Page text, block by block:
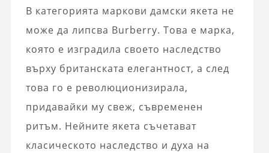
В категорията маркови дамски якета не
може да липсва Burberry. Това е марка,
която е изградила своето наследство
върху британската елегантност, а след
това го е революционизирала,
придавайки му свеж, съвременен
ритъм. Нейните якета съчетават
класическото наследство и духа на